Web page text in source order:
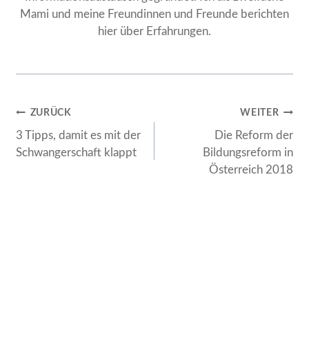
Mami und meine Freundinnen und Freunde berichten
hier über Erfahrungen.
Beitragsnavigation
ZURÜCK
3 Tipps, damit es mit der
Schwangerschaft klappt
WEITER
Die Reform der
Bildungsreform in
Österreich 2018